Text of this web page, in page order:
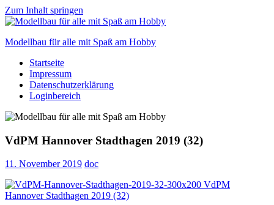
Zum Inhalt springen
Modellbau für alle mit Spaß am Hobby
Scale
modelling
to
Startseite
Impressum
Datenschutzerklärung
Loginbereich
VdPM Hannover Stadthagen 2019 (32)
11. November 2019 doc